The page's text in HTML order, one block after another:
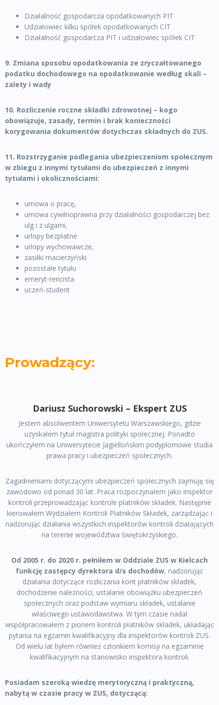
Działalność gospodarcza opodatkowanych PIT
Udziałowiec kilku spółek opodatkowanych CIT
Działalność gospodarcza PIT i udziałowiec spółek CIT
9. Zmiana sposobu opodatkowania ze zryczałtowanego
podatku dochodowego na opodatkowanie według skali –
zalety i wady
10. Rozliczenie roczne składki zdrowotnej – kogo
obowiązuje, zasady, termin i brak konieczności
korygowania dokumentów dotychczas składnych do ZUS.
11. Rozstrzyganie podlegania ubezpieczeniom społecznym
w zbiegu z innymi tytułami do ubezpieczeń z innymi
tytułami i okolicznościami:
umowa o pracę,
umowa cywilnoprawna przy działalności gospodarczej bez
ulg i z ulgami,
urlopy bezpłatne
urlopy wychowawcze,
zasiłki macierzyński
pozostałe tytułu
emeryt-rencista
uczeń-student
Prowadzący:
Dariusz Suchorowski – Ekspert ZUS
Jestem absolwentem Uniwersytetu Warszawskiego, gdzie
uzyskałem tytuł magistra polityki społecznej. Ponadto
ukończyłem na Uniwersytecie Jagiellońskim podyplomowe studia
prawa pracy i ubezpieczeń społecznych.
Zagadnieniami dotyczącymi ubezpieczeń społecznych zajmuję się
zawodowo od ponad 30 lat. Praca rozpoczynałem jako inspektor
kontroli przeprowadzając kontrole płatników składek. Następnie
kierowałem Wydziałem Kontroli Płatników Składek, zarządzając i
nadzorując działania wszystkich inspektorów kontroli działających
na terenie województwa świętokrzyskiego.
Od 2005 r. do 2020 r. pełniłem w Oddziale ZUS w Kielcach
funkcję zastępcy dyrektora d/s dochodów, nadzorując
działania dotyczące rozliczania kont płatników składek,
dochodzenie należności, ustalanie obowiązku ubezpieczeń
społecznych oraz podstaw wymiaru składek, ustalanie
właściwego ustawodawstwa. W tym czasie nadal
współpracowałem z pionem kontroli płatników składek, układając
pytania na egzamin kwalifikacyjny dla inspektorów kontroli ZUS.
Od wielu lat byłem również członkiem komisji na egzaminie
kwalifikacyjnym na stanowisko inspektora kontroli.
Posiadam szeroką wiedzę merytoryczną i praktyczną,
nabytą w czasie pracy w ZUS, dotyczącą: